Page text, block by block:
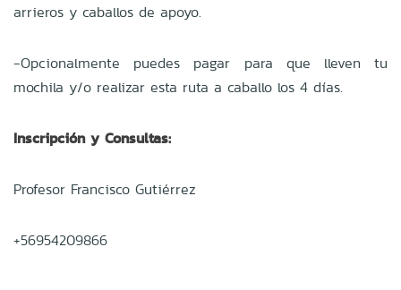
arrieros y caballos de apoyo.
-Opcionalmente puedes pagar para que lleven tu
mochila y/o realizar esta ruta a caballo los 4 días.
Inscripción y Consultas:
Profesor Francisco Gutiérrez
+56954209866